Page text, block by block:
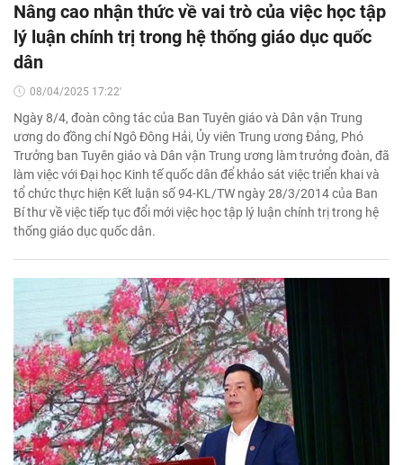
Nâng cao nhận thức về vai trò của việc học tập
lý luận chính trị trong hệ thống giáo dục quốc
dân
08/04/2025 17:22'
Ngày 8/4, đoàn công tác của Ban Tuyên giáo và Dân vận Trung
ương do đồng chí Ngô Đông Hải, Ủy viên Trung ương Đảng, Phó
Trưởng ban Tuyên giáo và Dân vận Trung ương làm trưởng đoàn, đã
làm việc với Đại học Kinh tế quốc dân để khảo sát việc triển khai và
tổ chức thực hiện Kết luận số 94-KL/TW ngày 28/3/2014 của Ban
Bí thư về việc tiếp tục đổi mới việc học tập lý luận chính trị trong hệ
thống giáo dục quốc dân.